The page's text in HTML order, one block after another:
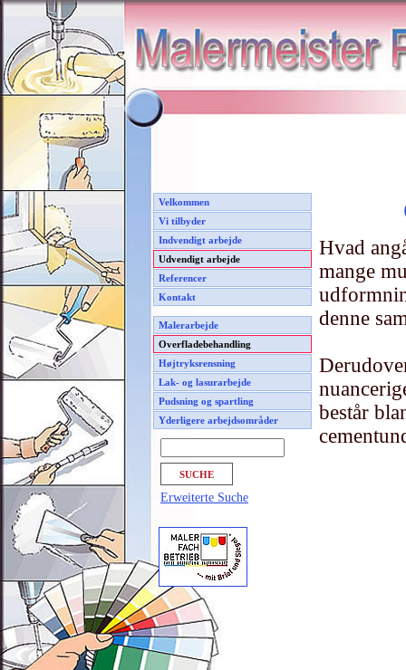
Velkommen
Vi tilbyder
Indvendigt arbejde
Udvendigt arbejde
Referencer
Kontakt
Malerarbejde
Overfladebehandling
Højtryksrensning
Lak- og lasurarbejde
Pudsning og spartling
Yderligere arbejdsområder
Erweiterte Suche
Hvad
mange
denne
består